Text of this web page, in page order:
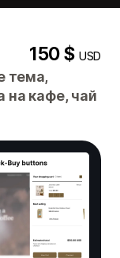
150 $USD
тема,
на кафе, чай